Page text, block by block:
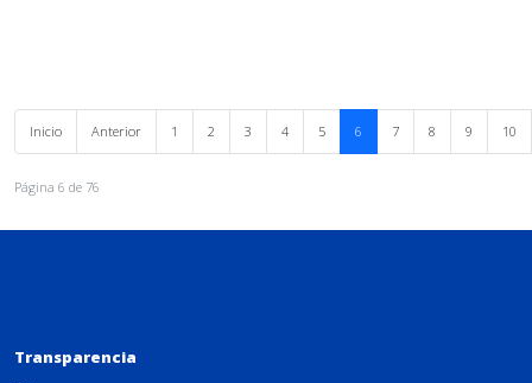
Inicio Anterior 1 2 3 4 5 6 7 8 9 10
Página 6 de 76
Transparencia